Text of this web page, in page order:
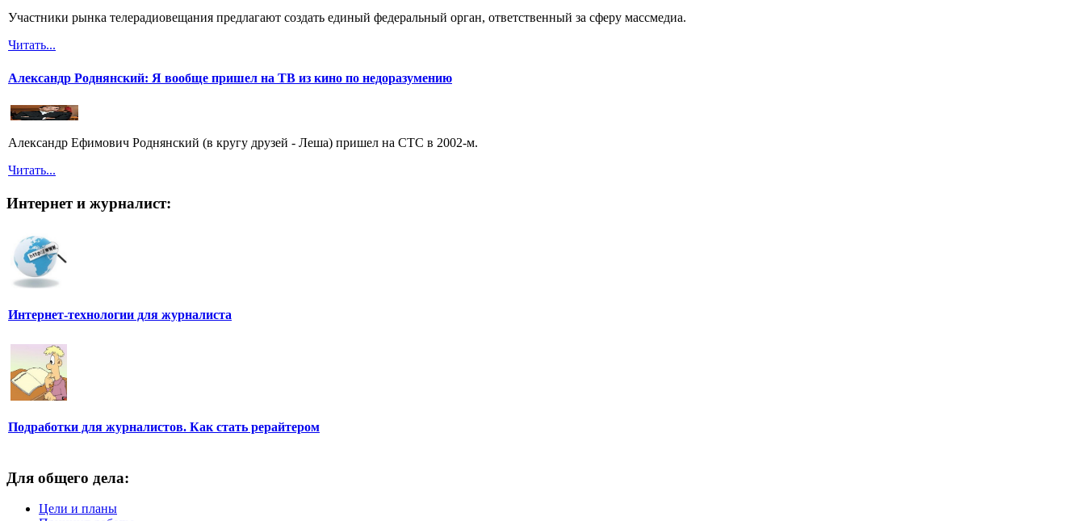
Участники рынка телерадиовещания предлагают создать единый федеральный орган, ответственный за сферу массмедиа.
Читать...
Александр Роднянский: Я вообще пришел на ТВ из кино по недоразумению
Александр Ефимович Роднянский (в кругу друзей - Леша) пришел на СТС в 2002-м.
Читать...
Интернет и журналист:
Интернет-технологии для журналиста
Подработки для журналистов. Как стать рерайтером
Для общего дела:
Цели и планы